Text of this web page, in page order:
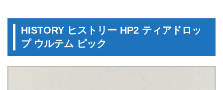
HISTORY ヒストリー HP2 ティアドロッ
プ ウルテム ピック